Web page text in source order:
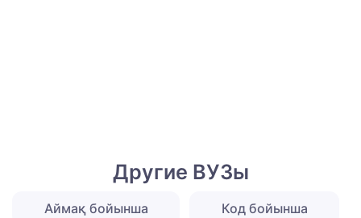
Другие ВУЗы
Аймақ бойынша Код бойынша